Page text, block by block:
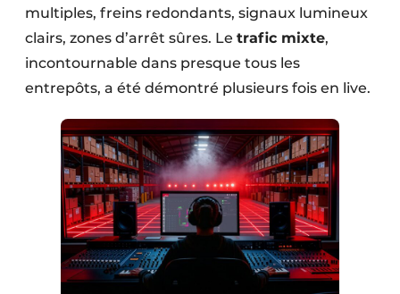
multiples, freins redondants, signaux lumineux
clairs, zones d’arrêt sûres. Le trafic mixte,
incontournable dans presque tous les
entrepôts, a été démontré plusieurs fois en live.